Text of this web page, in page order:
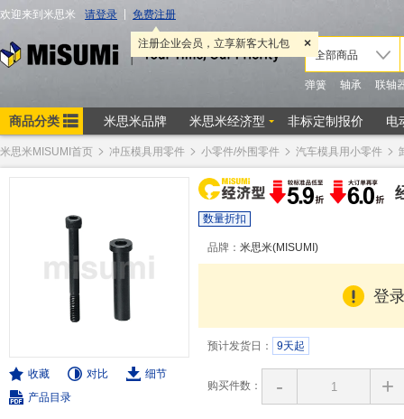
米思米MISUMI首页 冲压模具用零件 小零件/外围零件 汽车模具用小零件
收藏 对比
细节
产品目录
数量折扣
品牌： 米思米(MISUMI)
登
预计发货日： 9天起
购买件数： - +